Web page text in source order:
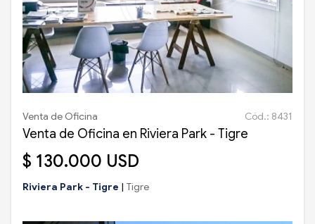
Venta de Oficina Cód.: 8431
Venta de Oficina en Riviera Park - Tigre
$ 130.000 USD
Riviera Park - Tigre | Tigre